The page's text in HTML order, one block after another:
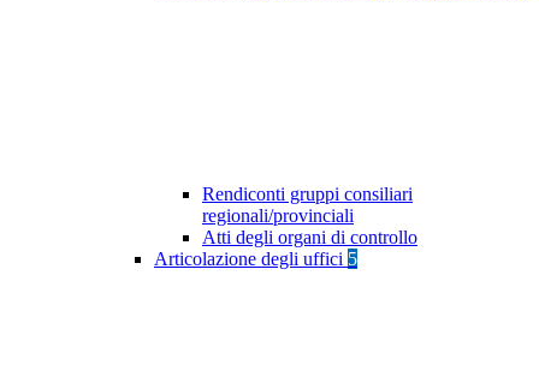
Rendiconti gruppi consiliari
regionali/provinciali
Atti degli organi di controllo
Articolazione degli uffici 5